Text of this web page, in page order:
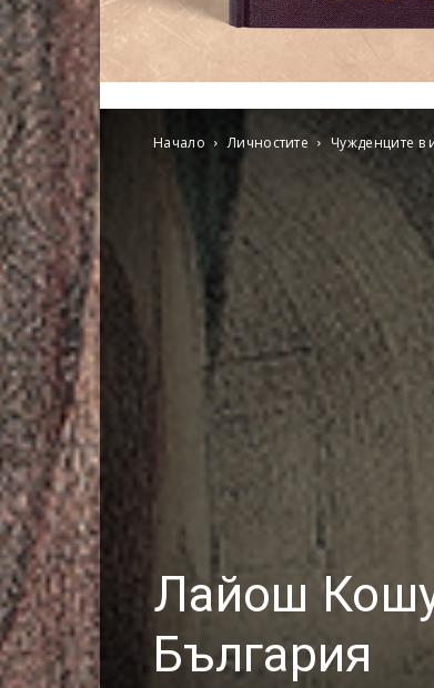
Начало Личностите Чужденците в
Лайош
България